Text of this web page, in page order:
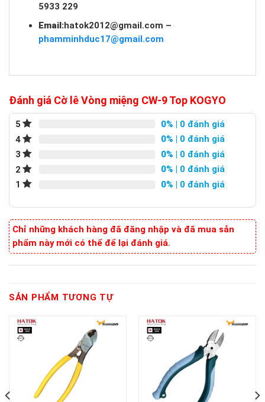
5933 229
Email:hatok2012@gmail.com –
phamminhduc17@gmail.com
Đánh giá Cờ lê Vòng miệng CW-9 Top KOGYO
5 0% | 0 đánh giá
4
0% | 0 đánh giá
3
0% | 0 đánh giá
2
0% | 0 đánh giá
1
0% | 0 đánh giá
Chỉ những khách hàng đã đăng nhập và đã mua sản
phẩm này mới có thể để lại đánh giá.
SẢN PHẨM TƯƠNG TỰ